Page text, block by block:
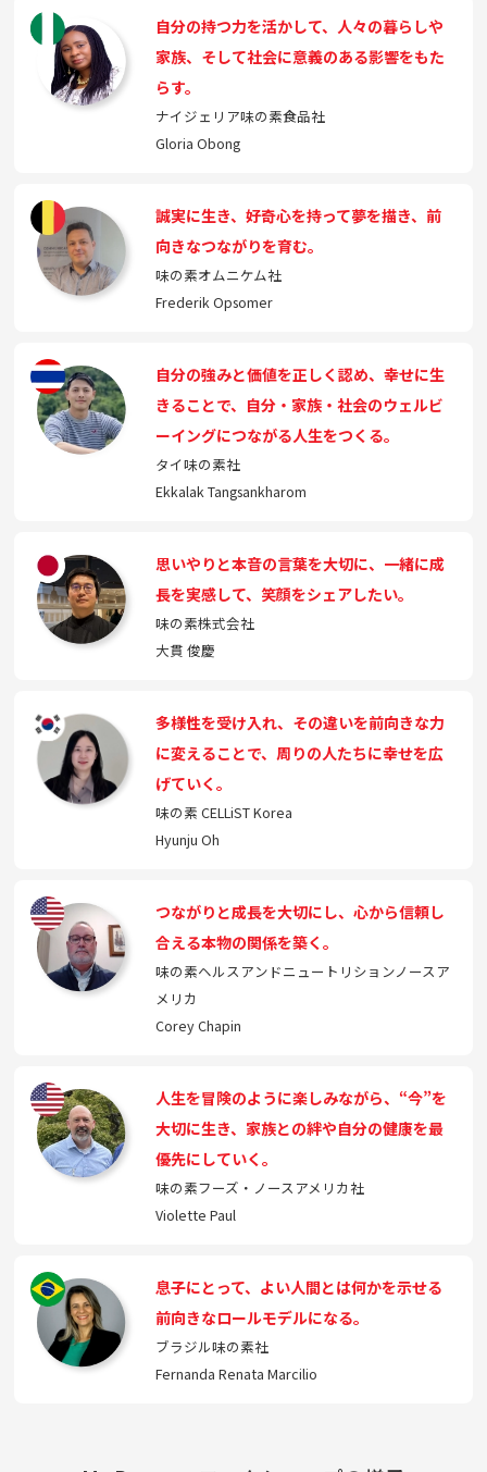
自分の持つ力を活かして、人々の暮らしや
家族、そして社会に意義のある影響をもた
らす。
ナイジェリア味の素食品社
Gloria Obong
誠実に生き、好奇心を持って夢を描き、前
向きなつながりを育む。
味の素オムニケム社
Frederik Opsomer
自分の強みと価値を正しく認め、幸せに生
きることで、自分・家族・社会のウェルビ
ーイングにつながる人生をつくる。
タイ味の素社
Ekkalak Tangsankharom
思いやりと本音の言葉を大切に、一緒に成
長を実感して、笑顔をシェアしたい。
味の素株式会社
大貫 俊慶
多様性を受け入れ、その違いを前向きな力
に変えることで、周りの人たちに幸せを広
げていく。
味の素 CELLiST Korea
Hyunju Oh
つながりと成長を大切にし、心から信頼し
合える本物の関係を築く。
味の素ヘルスアンドニュートリションノースア
メリカ
Corey Chapin
人生を冒険のように楽しみながら、“今”を
大切に生き、家族との絆や自分の健康を最
優先にしていく。
味の素フーズ・ノースアメリカ社
Violette Paul
息子にとって、よい人間とは何かを示せる
前向きなロールモデルになる。
ブラジル味の素社
Fernanda Renata Marcilio